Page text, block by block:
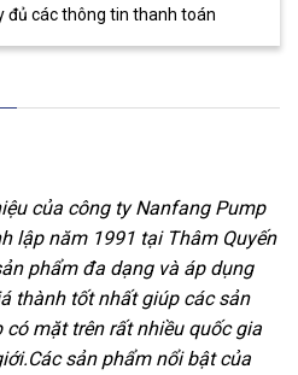
đủ các thông tin thanh toán
của công ty Nanfang Pump
lập năm 1991 tại Thâm Quyến
phẩm đa dạng và áp dụng
thành tốt nhất giúp các sản
có mặt trên rất nhiều quốc gia
sản phẩm nổi bật của